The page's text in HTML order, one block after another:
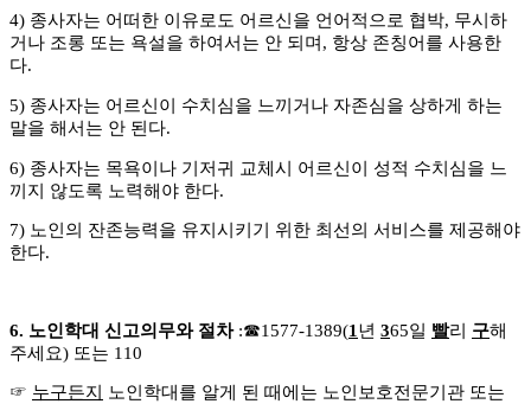
4) 종사자는 어떠한 이유로도 어르신을 언어적으로 협박, 무시하
거나 조롱 또는 욕설을 하여서는 안 되며 , 항상 존칭어를 사용한
다.
5) 종사자는 어르신이 수치심을 느끼거나 자존심을 상하게 하는
말을 해서는 안 된다.
6) 종사자는 목욕이나 기저귀 교체시 어르신이 성적 수치심을 느
끼지 않도록 노력해야 한다.
7) 노인의 잔존능력을 유지시키기 위한 최선의 서비스를 제공해야
한다.
6. 노인학대 신고의무와 절차:☎1577-1389(1 년 365일 빨리 구해
주세요) 또는 110
☞ 누구든지
노인학대를 알게 된 때에는 노인보호전문기관 또는